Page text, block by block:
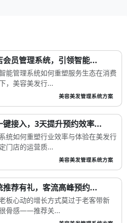
员管理系统，引领智能...
能管理系统如何重塑服务生态在消费
，美容美发行...
美容美发管理系统方案
接入，3天提升预约效率...
统如何重塑行业效率与体验在美发行
门店的运营质...
美容美发管理系统方案
荐有礼，客流高峰预约...
板心动的增长方式莫过于老客带新
骨感——推荐关...